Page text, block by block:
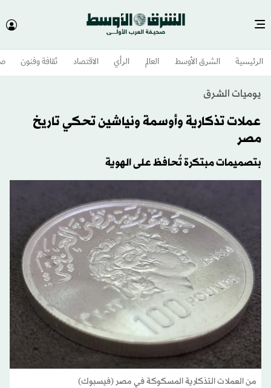
الرئيسية الشرق الأوسط​ العالم الرأي الاقتصاد ثقافة وفنون
يوميات الشرق
عملات تذكارية وأوسمة ونياشين تحكي تاريخ
مصر
بتصميمات مبتكرة تُحافظ على الهوية
من العملات التذكارية المسكوكة في مصر (فيسبوك)